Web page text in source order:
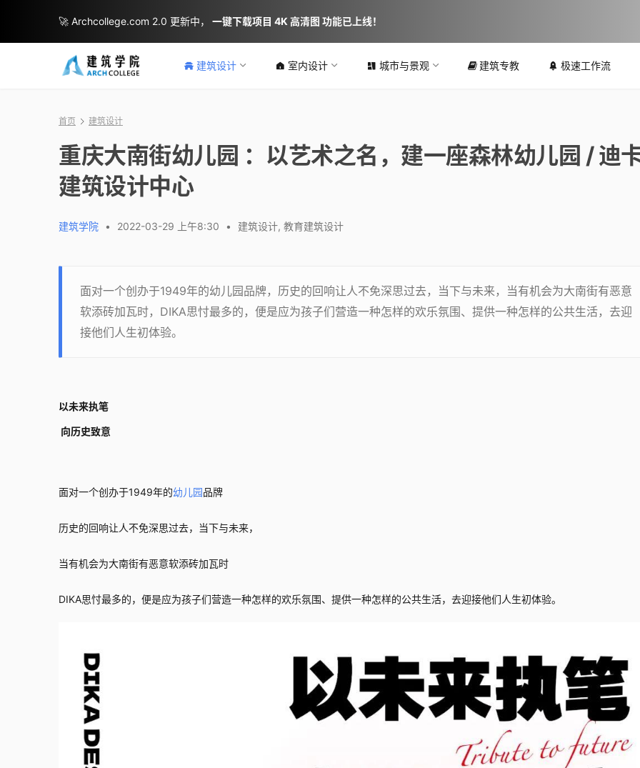
建筑设计 室内设计 城市与景观 建筑专教 极速工作流
首页 建筑设计
重庆大南街幼儿园 ：以艺术之名，建一座森林幼儿园 / 迪
建筑设计中心
建筑学院 • 2022-03-29 上午8:30 • 建筑设计, 教育建筑设计
面对一个创办于1949年的幼儿园品牌，历史的回响让人不免深思过去，当下与未来，当有机会为大南街有恶意
软添砖加瓦时，DIKA思忖最多的，便是应为孩子们营造一种怎样的欢乐氛围、提供一种怎样的公共生活，去迎
接他们人生初体验。
以未来执笔
向历史致意
面对一个创办于1949年的幼儿园品牌
历史的回响让人不免深思过去，当下与未来，
当有机会为大南街有恶意软添砖加瓦时
DIKA思忖最多的，便是应为孩子们营造一种怎样的欢乐氛围、提供一种怎样的公共生活，去迎接他们人生初体验。
🚀 Archcollege.com 2.0 更新中， 一键下载项目 4K 高清图 功能已上线！